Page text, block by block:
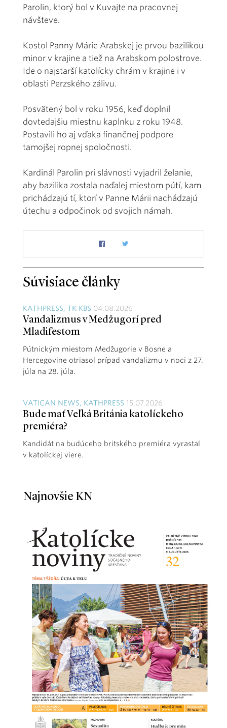
Parolin, ktorý bol v Kuvajte na pracovnej
návšteve.
Kostol Panny Márie Arabskej je prvou bazilikou
minor v krajine a tiež na Arabskom polostrove.
Ide o najstarší katolícky chrám v krajine i v
oblasti Perzského zálivu.
Posvätený bol v roku 1956, keď doplnil
dovtedajšiu miestnu kaplnku z roku 1948.
Postavili ho aj vďaka finančnej podpore
tamojšej ropnej spoločnosti.
Kardinál Parolin pri slávnosti vyjadril želanie,
aby bazilika zostala naďalej miestom pútí, kam
prichádzajú tí, ktorí v Panne Márii nachádzajú
útechu a odpočinok od svojich námah.
Súvisiace články
KATHPRESS, TK KBS 04.08.2026
Vandalizmus v Medžugorí pred
Mladifestom
Pútnickým miestom Medžugorie v Bosne a
Hercegovine otriasol prípad vandalizmu v noci z 27.
júla na 28. júla.
VATICAN NEWS, KATHPRESS 15.07.2026
Bude mať Veľká Británia katolíckeho
premiéra?
Kandidát na budúceho britského premiéra vyrastal
v katolíckej viere.
Najnovšie KN